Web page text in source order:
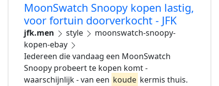
MoonSwatch Snoopy kopen lastig,
voor fortuin doorverkocht - JFK
jfk.men style
moonswatch-snoopy-
kopen-ebay
Iedereen die vandaag een MoonSwatch
Snoopy probeert te kopen komt -
waarschijnlijk - van een koude kermis thuis.